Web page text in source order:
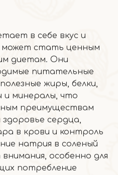
в себе вкус и
стать ценным
диетам. Они
питательные
жиры, белки,
и минералы, что
преимуществам
здоровье сердца,
в крови и контроль
натрия в соленый
особенно для
потребление